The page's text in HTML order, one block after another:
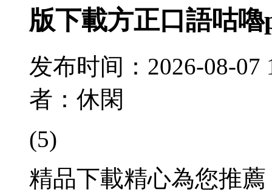
版下載方正口語咕嚕
发布时间：2026-08-07
者：休閑
(5)
精品下載精心為您推薦